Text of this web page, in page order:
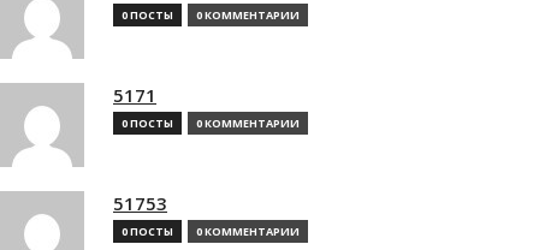
0 ПОСТЫ 0 КОММЕНТАРИИ
5171
0 ПОСТЫ 0 КОММЕНТАРИИ
51753
0 ПОСТЫ 0 КОММЕНТАРИИ